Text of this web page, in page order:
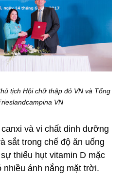
tịch Hội chữ thập đỏ VN và Tổng
VN
và vi chất dinh dưỡng
sắt trong chế độ ăn uống
thiếu hụt vitamin D mặc
ánh nắng mặt trời.